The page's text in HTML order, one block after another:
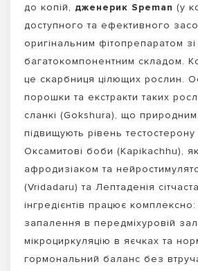
до копій, дженерик Speman (у
доступного та ефективного
оригінальним фітопрепаратом
багатокомпонентним складом.
це скарбниця цілющих рослин.
порошки та екстракти таких
сланкі (Gokshura), що
підвищують рівень тестостерону
Оксамитові боби (Kapikachhu),
афродизіаком та
(Vridadaru) та Лептаденія
інгредієнтів працює комплексно:
запалення в передміхуровій
мікроциркуляцію в яєчках та
гормональний баланс без